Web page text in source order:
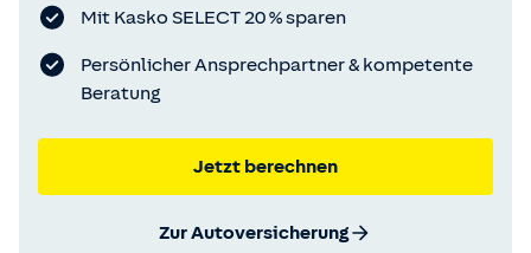
Mit Kasko SELECT 20 % sparen
Persönlicher Ansprechpartner & kompetente
Beratung
Jetzt berechnen
Zur Autoversicherung